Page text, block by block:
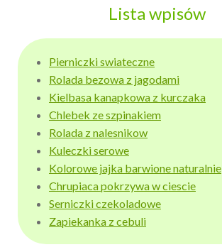
Lista wpisów
Pierniczki swiateczne
Rolada bezowa z jagodami
Kielbasa kanapkowa z kurczaka
Chlebek ze szpinakiem
Rolada z nalesnikow
Kuleczki serowe
Kolorowe jajka barwione naturalnie
Chrupiaca pokrzywa w ciescie
Serniczki czekoladowe
Zapiekanka z cebuli